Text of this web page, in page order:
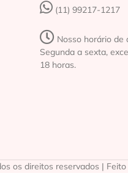
(11) 99217-1217‬
Nosso horário de
Segunda a sexta,
18 horas.
os direitos reservados |